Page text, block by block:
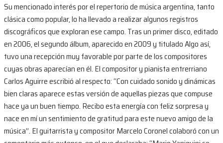
Su mencionado interés por el repertorio de música argentina, tanto
clásica como popular, lo ha llevado a realizar algunos registros
discográficos que exploran ese campo. Tras un primer disco, editado
en 2006, el segundo álbum, aparecido en 2009 y titulado Algo así,
tuvo una recepción muy favorable por parte de los compositores
cuyas obras aparecían en él. El compositor y pianista entrerriano
Carlos Aguirre escribió al respecto: “Con cuidado sonido y dinámicas
bien claras aparece estas versión de aquellas piezas que compuse
hace ya un buen tiempo. Recibo esta energía con feliz sorpresa y
nace en mí un sentimiento de gratitud para este nuevo amigo de la
música”. El guitarrista y compositor Marcelo Coronel colaboró con un